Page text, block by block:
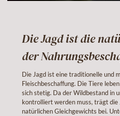
Die Jagd ist die
der
Die Jagd ist eine traditionelle und
Fleischbeschaffung. Die Tiere
sich stetig. Da der Wildbestand in
kontrolliert werden muss, trägt die
natürlichen Gleichgewichts bei.